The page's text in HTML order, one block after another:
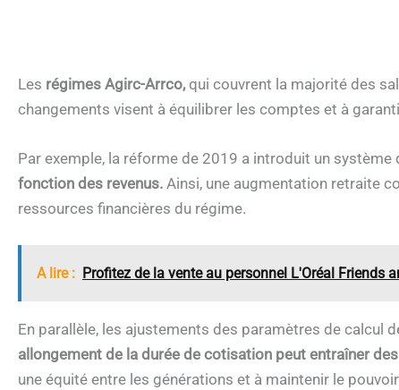
Les régimes Agirc-Arrco,qui couvrent la majorité des
changements visent à équilibrer les comptes et à
Par exemple, la réforme de 2019 a introduit un
fonction des revenus. Ainsi, une augmentation retraite
ressources financières du régime.
A lire : Profitez de la vente au personnel L'Oréal Friends
En parallèle, les ajustements des paramètres de calcul
allongement de la durée de cotisation peut entraîner
une équité entre les générations et à maintenir le